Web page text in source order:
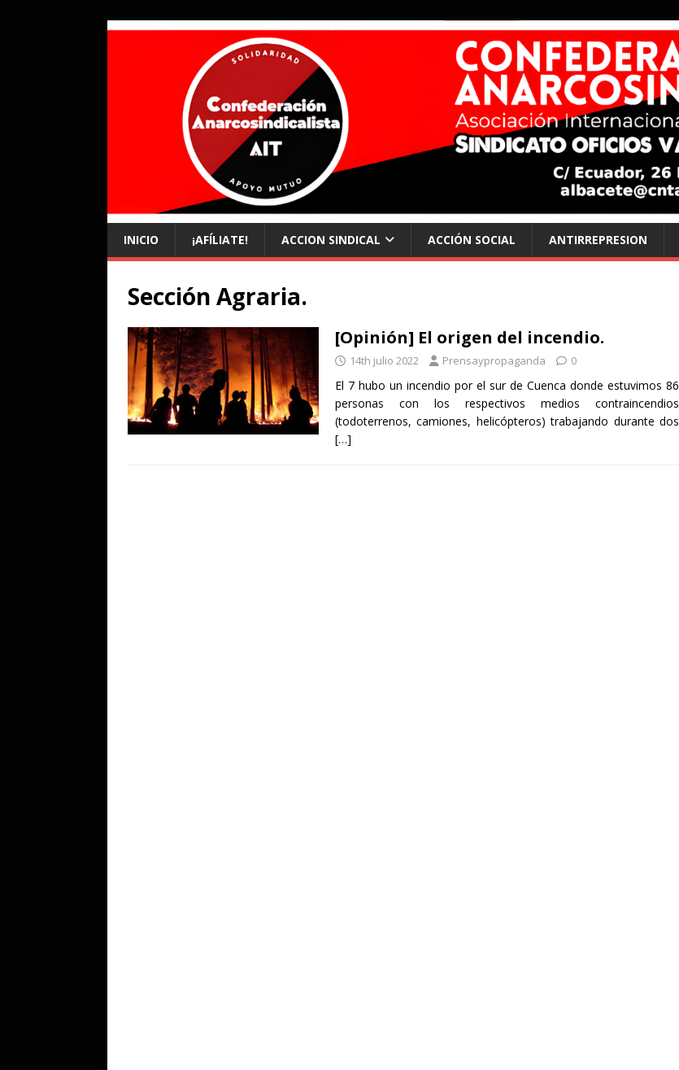
INICIO ¡AFÍLIATE! ACCION SINDICAL ACCIÓN SOCIAL ANTIRREPRESION
Sección Agraria.
[Opinión] El origen del incendio.
14th julio 2022 Prensaypropaganda 0
El 7 hubo un incendio por el sur de Cuenca donde estuvimos 86
personas con los respectivos medios contraincendios
(todoterrenos, camiones, helicópteros) trabajando durante dos
[…]